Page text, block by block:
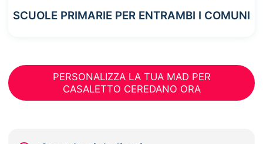
SCUOLE PRIMARIE PER ENTRAMBI I COMUNI
PERSONALIZZA LA TUA MAD PER
CASALETTO CEREDANO ORA